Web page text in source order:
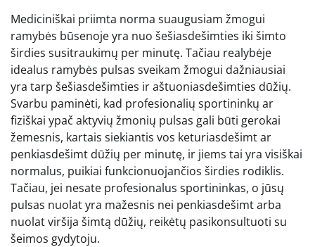
Mediciniškai priimta norma suaugusiam žmogui
ramybės būsenoje yra nuo šešiasdešimties iki šimto
širdies susitraukimų per minutę. Tačiau realybėje
idealus ramybės pulsas sveikam žmogui dažniausiai
yra tarp šešiasdešimties ir aštuoniasdešimties dūžių.
Svarbu paminėti, kad profesionalių sportininkų ar
fiziškai ypač aktyvių žmonių pulsas gali būti gerokai
žemesnis, kartais siekiantis vos keturiasdešimt ar
penkiasdešimt dūžių per minutę, ir jiems tai yra visiškai
normalus, puikiai funkcionuojančios širdies rodiklis.
Tačiau, jei nesate profesionalus sportininkas, o jūsų
pulsas nuolat yra mažesnis nei penkiasdešimt arba
nuolat viršija šimtą dūžių, reikėtų pasikonsultuoti su
šeimos gydytoju.